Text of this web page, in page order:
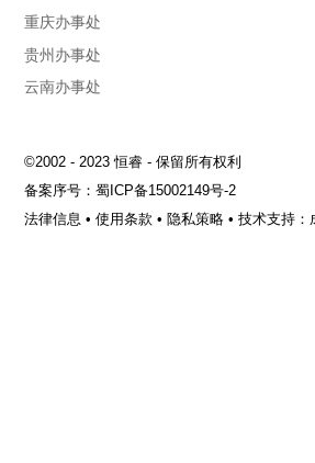
重庆办事处
贵州办事处
云南办事处
©2002 - 2023 恒睿 - 保留所有权利
备案序号：蜀ICP备15002149号-2
法律信息 •使用条款 • 隐私策略 •技术支持：